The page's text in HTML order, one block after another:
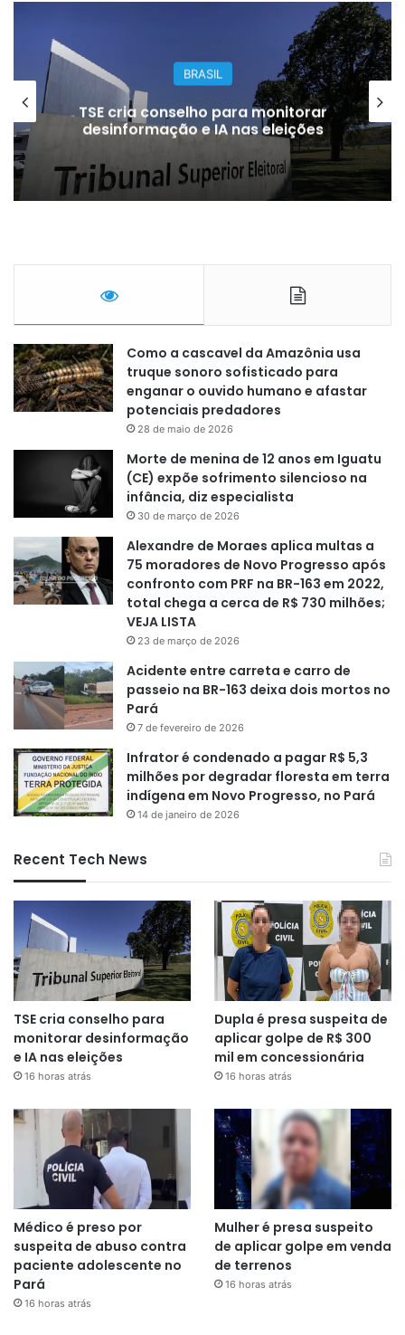
BRASIL
TSE cria conselho para monitorar
desinformação e IA nas eleições
Como a cascavel da Amazônia usa
truque sonoro sofisticado para
enganar o ouvido humano e afastar
potenciais predadores
28 de maio de 2026
Morte de menina de 12 anos em Iguatu
(CE) expõe sofrimento silencioso na
infância, diz especialista
30 de março de 2026
Alexandre de Moraes aplica multas a
75 moradores de Novo Progresso após
confronto com PRF na BR-163 em 2022,
total chega a cerca de R$ 730 milhões;
VEJA LISTA
23 de março de 2026
Acidente entre carreta e carro de
passeio na BR-163 deixa dois mortos no
Pará
7 de fevereiro de 2026
Infrator é condenado a pagar R$ 5,3
milhões por degradar floresta em terra
indígena em Novo Progresso, no Pará
14 de janeiro de 2026
Recent Tech News
TSE cria conselho para
monitorar desinformação
e IA nas eleições
16 horas atrás
Dupla é presa suspeita de
aplicar golpe de R$ 300
mil em concessionária
16 horas atrás
Médico é preso por
suspeita de abuso contra
paciente adolescente no
Pará
16 horas atrás
Mulher é presa suspeito
de aplicar golpe em venda
de terrenos
16 horas atrás